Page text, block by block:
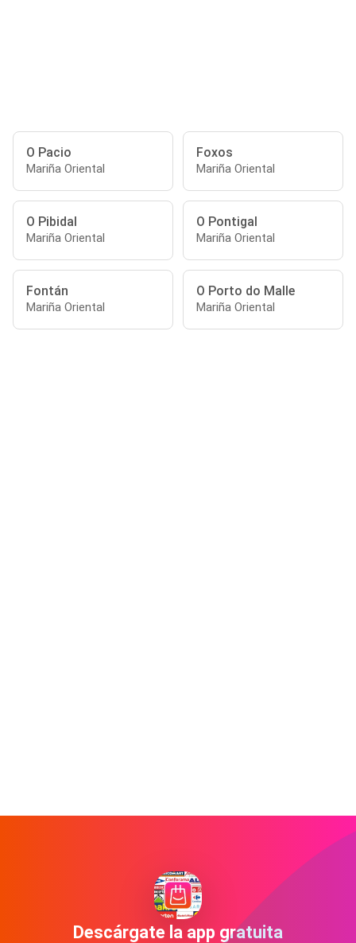
O Pacio
Mariña Oriental
Foxos
Mariña Oriental
O Pibidal
Mariña Oriental
O Pontigal
Mariña Oriental
Fontán
Mariña Oriental
O Porto do Malle
Mariña Oriental
Descárgate la app gratuita